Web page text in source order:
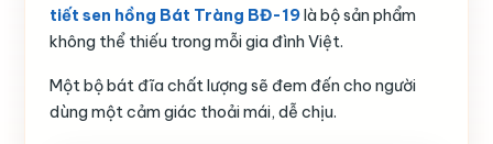
tiết sen hồng Bát Tràng BĐ-19là bộ sản phẩm
không thể thiếu trong mỗi gia đình Việt.
Một bộ bát đĩa chất lượng sẽ đem đến cho người
dùng một cảm giác thoải mái, dễ chịu.